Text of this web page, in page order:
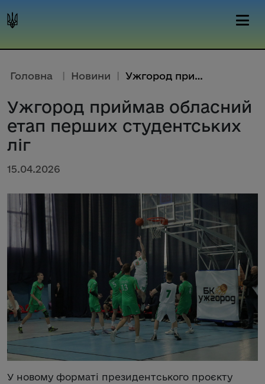
Головна | Новини | Ужгород приймав обласний етап ...
Ужгород приймав обласний
етап перших студентських
ліг
15.04.2026
У новому форматі президентського проєкту